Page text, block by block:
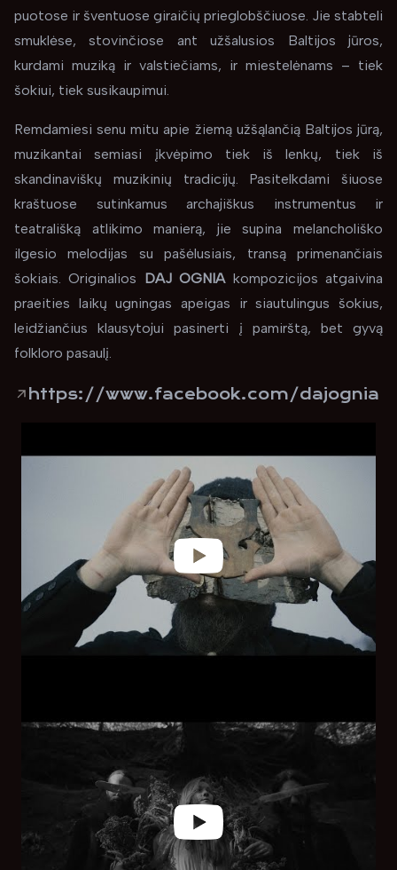
puotose ir šventuose giraičių prieglobščiuose. Jie stabteli
smuklėse, stovinčiose ant užšalusios Baltijos jūros,
kurdami muziką ir valstiečiams, ir miestelėnams – tiek
šokiui, tiek susikaupimui.
Remdamiesi senu mitu apie žiemą užšąlančią Baltijos jūrą,
muzikantai semiasi įkvėpimo tiek iš lenkų, tiek iš
skandinaviškų muzikinių tradicijų. Pasitelkdami šiuose
kraštuose sutinkamus archajiškus instrumentus ir
teatrališką atlikimo manierą, jie supina melancholiško
ilgesio melodijas su pašėlusiais, transą primenančiais
šokiais. Originalios DAJ OGNIAkompozicijos atgaivina
praeities laikų ugningas apeigas ir siautulingus šokius,
leidžiančius klausytojui pasinerti į pamirštą, bet gyvą
folkloro pasaulį.
https://www.facebook.com/dajognia